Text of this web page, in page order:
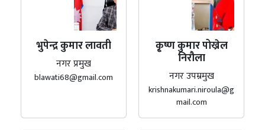
भुपेन्द्र कुमार लावती
नगर प्रमुख
blawati68@gmail.com
कृ्ष्ण कुमार पोख्रेल
निरौला
नगर उपम्रमुख
krishnakumari.niroula@g
mail.com